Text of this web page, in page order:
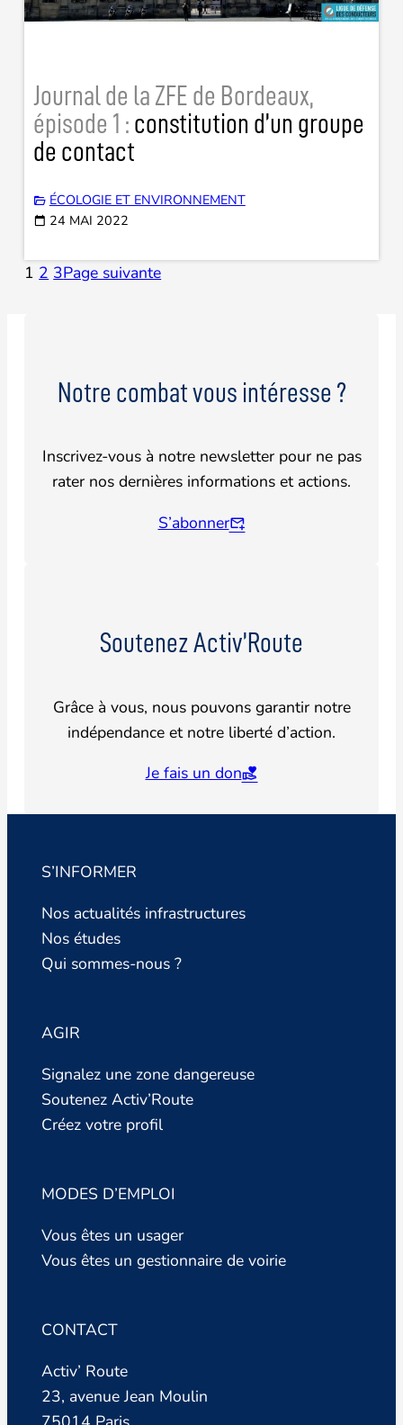
Journal de la ZFE de Bordeaux,
épisode 1 : constitution d’un groupe
de contact
ÉCOLOGIE ET ENVIRONNEMENT
24 MAI 2022
1 2 3Page suivante
Notre combat vous intéresse ?
Inscrivez-vous à notre newsletter pour ne pas
rater nos dernières informations et actions.
S’abonner
Soutenez Activ’Route
Grâce à vous, nous pouvons garantir notre
indépendance et notre liberté d’action.
Je fais un don
S’INFORMER
Nos actualités infrastructures
Nos études
Qui sommes-nous ?
AGIR
Signalez une zone dangereuse
Soutenez Activ’Route
Créez votre profil
MODES D’EMPLOI
Vous êtes un usager
Vous êtes un gestionnaire de voirie
CONTACT
Activ’ Route
23, avenue Jean Moulin